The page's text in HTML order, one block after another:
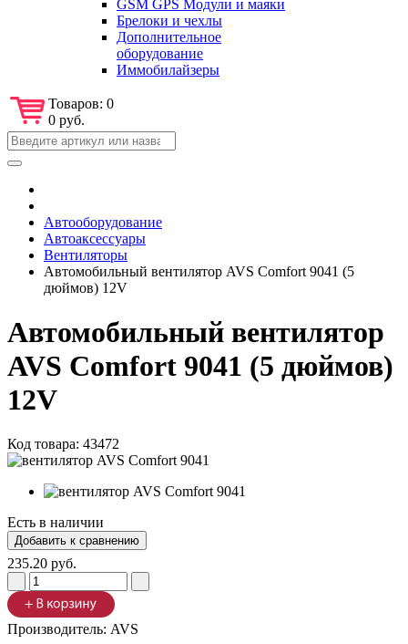
GSM GPS Модули и маяки
Брелоки и чехлы
Дополнительное
оборудование
Иммобилайзеры
Товаров: 0
0 руб.
Автооборудование
Автоаксессуары
Вентиляторы
Автомобильный вентилятор AVS Comfort 9041 (5
дюймов) 12V
Автомобильный вентилятор
AVS Comfort 9041 (5 дюймов)
12V
Код товара: 43472
Есть в наличии
235.20 руб.
Производитель: AVS